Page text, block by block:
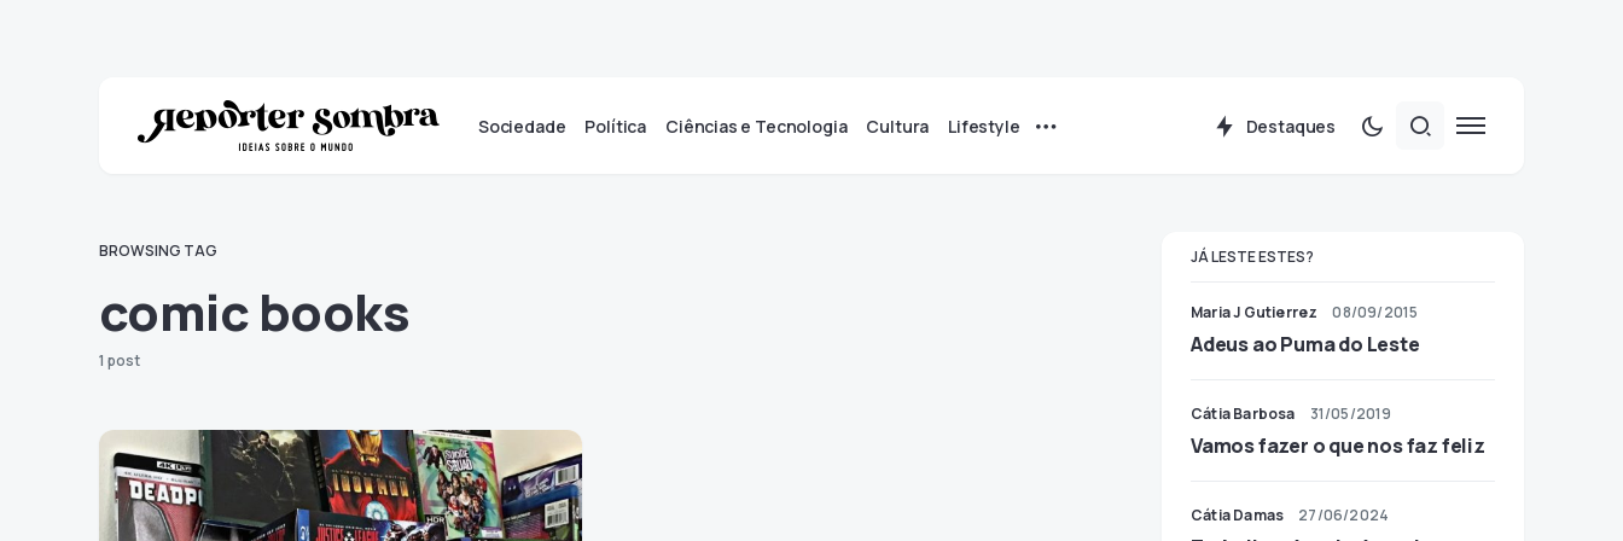
Sociedade Política Ciências e Tecnologia Cultura Lifestyle Destaques
BROWSING TAG
comic books
1 post
JÁ LESTE ESTES?
Maria J Gutierrez 08/09/2015
Adeus ao Puma do Leste
Cátia Barbosa 31/05/2019
Vamos fazer o que nos faz feliz
Cátia Damas 27/06/2024